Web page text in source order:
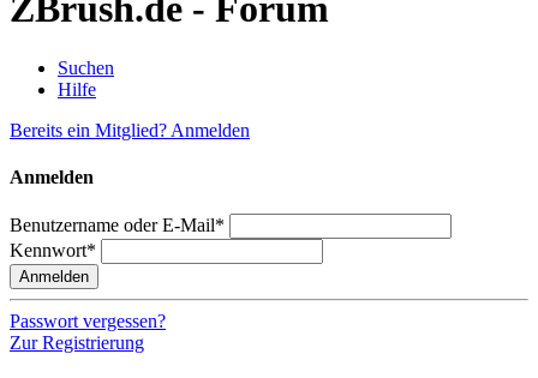
ZBrush.de - Forum
Suchen
Hilfe
Bereits ein Mitglied? Anmelden
Anmelden
Benutzername oder E-Mail*
Kennwort*
Anmelden
Passwort vergessen?
Zur Registrierung